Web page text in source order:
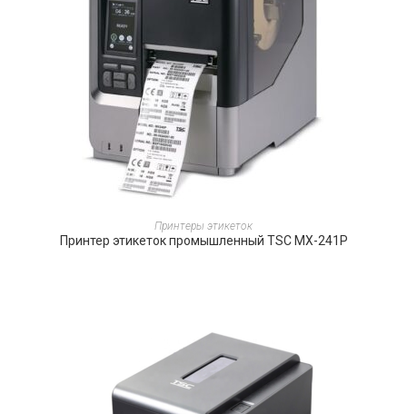
ПОДРОБНЕЕ
Принтеры этикеток
Принтер этикеток промышленный TSC MX-241P